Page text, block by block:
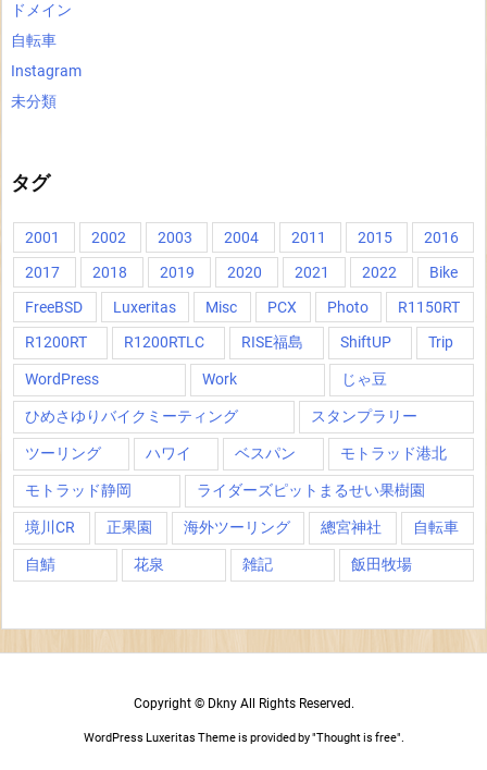
ドメイン
自転車
Instagram
未分類
タグ
2001 2002 2003 2004 2011 2015
2016
2017
2018 2019 2020 2021 2022
Bike
FreeBSD
Luxeritas Misc PCX Photo
R1150RT
R1200RT
R1200RTLC RISE福島 ShiftUP Trip
WordPress Work じゃ豆
ひめさゆりバイクミーティング スタンプラリー
ツーリング ハワイ ベスパン モトラッド港北
モトラッド静岡 ライダーズピットまるせい果樹園
境川CR 正果園 海外ツーリング 總宮神社 自転車
自鯖 花泉 雑記 飯田牧場
Copyright © DknyAll Rights Reserved.
WordPress Luxeritas Theme is provided by "Thought is free".